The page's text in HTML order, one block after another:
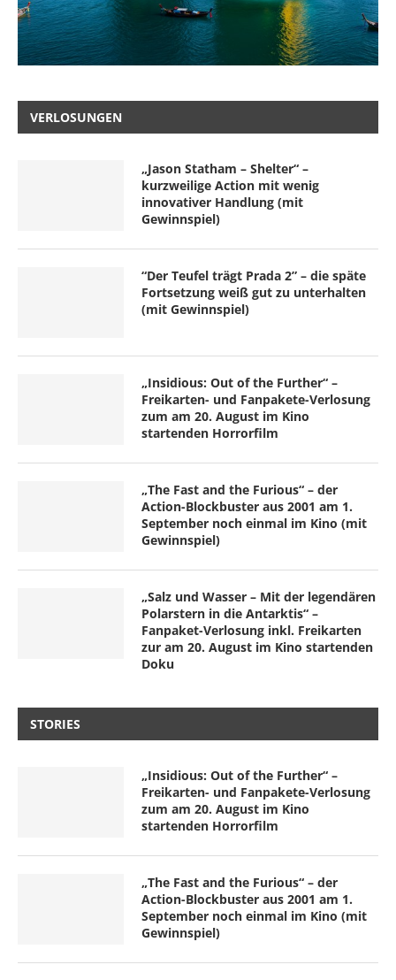
VERLOSUNGEN
„Jason Statham – Shelter“ –
kurzweilige Action mit wenig
innovativer Handlung (mit
Gewinnspiel)
“Der Teufel trägt Prada 2” – die späte
Fortsetzung weiß gut zu unterhalten
(mit Gewinnspiel)
„Insidious: Out of the Further“ –
Freikarten- und Fanpakete-Verlosung
zum am 20. August im Kino
startenden Horrorfilm
„The Fast and the Furious“ – der
Action-Blockbuster aus 2001 am 1.
September noch einmal im Kino (mit
Gewinnspiel)
„Salz und Wasser – Mit der legendären
Polarstern in die Antarktis“ –
Fanpaket-Verlosung inkl. Freikarten
zur am 20. August im Kino startenden
Doku
STORIES
„Insidious: Out of the Further“ –
Freikarten- und Fanpakete-Verlosung
zum am 20. August im Kino
startenden Horrorfilm
„The Fast and the Furious“ – der
Action-Blockbuster aus 2001 am 1.
September noch einmal im Kino (mit
Gewinnspiel)